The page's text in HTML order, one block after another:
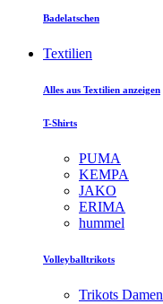
Badelatschen
Textilien
Alles aus Textilien anzeigen
T-Shirts
PUMA
KEMPA
JAKO
ERIMA
hummel
Volleyballtrikots
Trikots Damen